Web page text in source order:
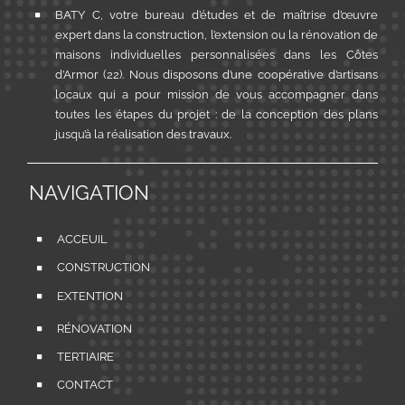
BATY C, votre bureau d’études et de maîtrise d’œuvre
expert dans la construction, l’extension ou la rénovation de
maisons individuelles personnalisées dans les Côtes
d’Armor (22). Nous disposons d’une coopérative d’artisans
locaux qui a pour mission de vous accompagner dans
toutes les étapes du projet : de la conception des plans
jusqu’à la réalisation des travaux.
NAVIGATION
ACCEUIL
CONSTRUCTION
EXTENTION
RÉNOVATION
TERTIAIRE
CONTACT